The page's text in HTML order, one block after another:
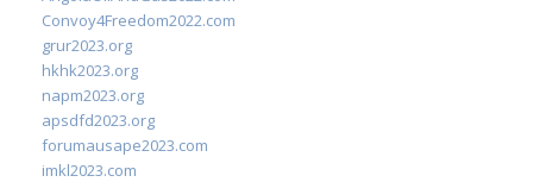
Convoy4Freedom2022.com
grur2023.org
hkhk2023.org
napm2023.org
apsdfd2023.org
forumausape2023.com
imkl2023.com